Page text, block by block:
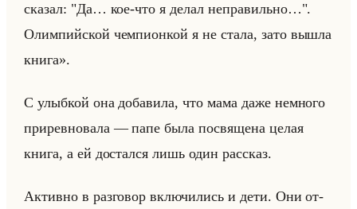
сказал: "Да… кое-что я делал неправильно…".
Олимпийской чемпионкой я не стала, зато вышла
книга».
С улыб­кой она до­ба­ви­ла, что мама даже немно­го
при­рев­но­ва­ла — папе была по­свя­ще­на целая
книга, а ей до­стал­ся лишь один рас­сказ.
Ак­тив­но в раз­го­вор вклю­чи­лись и дети. Они от­